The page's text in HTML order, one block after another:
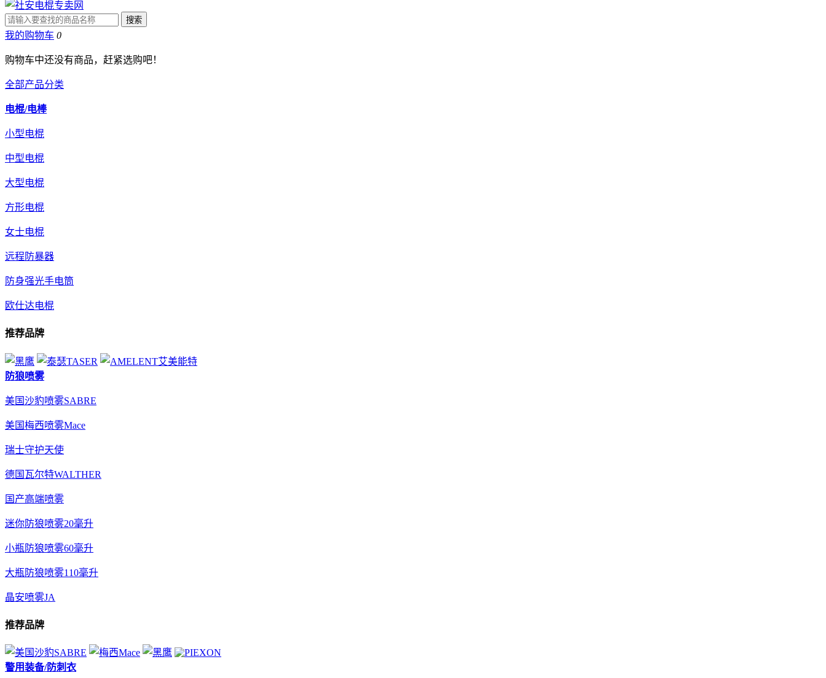
我的购物车 0
购物车中还没有商品，赶紧选购吧！
全部产品分类
电棍/电棒
小型电棍
中型电棍
大型电棍
方形电棍
女士电棍
远程防暴器
防身强光手电筒
欧仕达电棍
推荐品牌
防狼喷雾
美国沙豹喷雾SABRE
美国梅西喷雾Mace
瑞士守护天使
德国瓦尔特WALTHER
国产高端喷雾
迷你防狼喷雾20毫升
小瓶防狼喷雾60毫升
大瓶防狼喷雾110毫升
晶安喷雾JA
推荐品牌
警用装备/防刺衣